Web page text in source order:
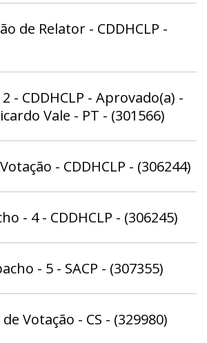
de Relator - CDDHCLP -
- CDDHCLP - Aprovado(a) -
Vale - PT - (301566)
- CDDHCLP - (306244)
- 4 - CDDHCLP - (306245)
- 5 - SACP - (307355)
Votação - CS - (329980)